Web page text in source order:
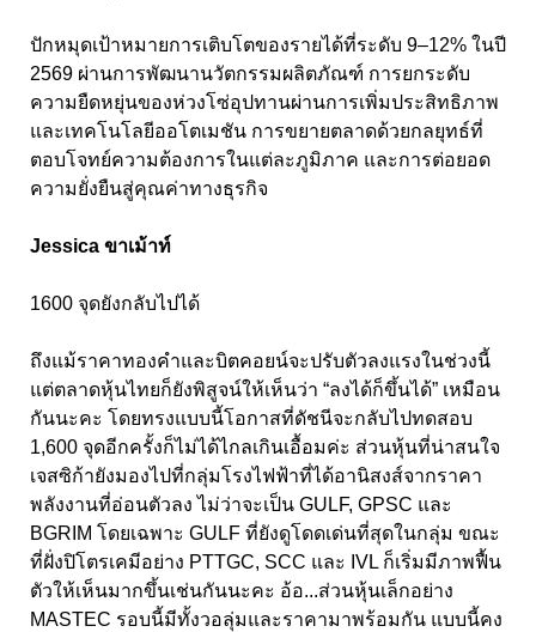
ปักหมุดเป้าหมายการเติบโตของรายได้ที่ระดับ 9–12% ในปี
2569 ผ่านการพัฒนานวัตกรรมผลิตภัณฑ์ การยกระดับ
ความยืดหยุ่นของห่วงโซ่อุปทานผ่านการเพิ่มประสิทธิภาพ
และเทคโนโลยีออโตเมชัน การขยายตลาดด้วยกลยุทธ์ที่
ตอบโจทย์ความต้องการในแต่ละภูมิภาค และการต่อยอด
ความยั่งยืนสู่คุณค่าทางธุรกิจ
Jessica ขาเม้าท์
1600 จุดยังกลับไปได้
ถึงแม้ราคาทองคำและบิตคอยน์จะปรับตัวลงแรงในช่วงนี้
แต่ตลาดหุ้นไทยก็ยังพิสูจน์ให้เห็นว่า “ลงได้ก็ขึ้นได้” เหมือน
กันนะคะ โดยทรงแบบนี้โอกาสที่ดัชนีจะกลับไปทดสอบ
1,600 จุดอีกครั้งก็ไม่ได้ไกลเกินเอื้อมค่ะ ส่วนหุ้นที่น่าสนใจ
เจสซิก้ายังมองไปที่กลุ่มโรงไฟฟ้าที่ได้อานิสงส์จากราคา
พลังงานที่อ่อนตัวลง ไม่ว่าจะเป็น GULF, GPSC และ
BGRIM โดยเฉพาะ GULF ที่ยังดูโดดเด่นที่สุดในกลุ่ม ขณะ
ที่ฝั่งปิโตรเคมีอย่าง PTTGC, SCC และ IVL ก็เริ่มมีภาพฟื้น
ตัวให้เห็นมากขึ้นเช่นกันนะคะ อ้อ...ส่วนหุ้นเล็กอย่าง
MASTEC รอบนี้มีทั้งวอลุ่มและราคามาพร้อมกัน แบบนี้คง